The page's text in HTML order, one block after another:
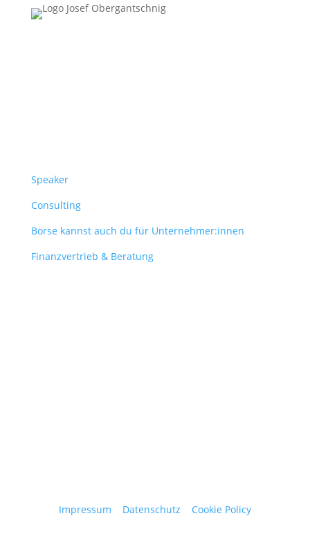
Speaker
Consulting
Börse kannst auch du für Unternehmer:innen
Finanzvertrieb & Beratung
Impressum Datenschutz Cookie Policy